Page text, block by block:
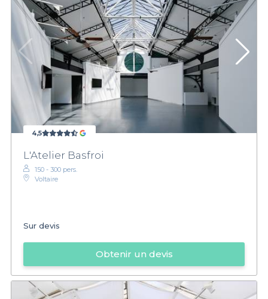
4,5
L'Atelier Basfroi
150 - 300 pers.
Voltaire
Sur devis
Obtenir un devis